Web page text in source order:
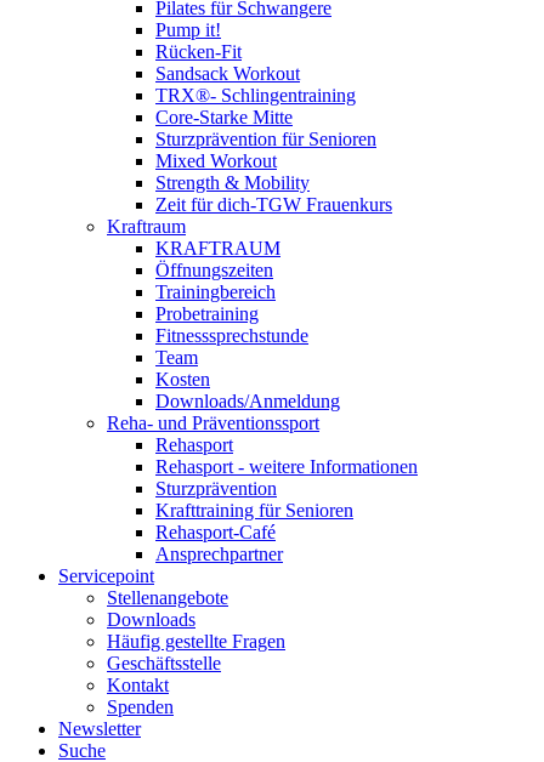
Pilates für Schwangere
Pump it!
Rücken-Fit
Sandsack Workout
TRX®- Schlingentraining
Core-Starke Mitte
Sturzprävention für Senioren
Mixed Workout
Strength & Mobility
Zeit für dich-TGW Frauenkurs
Kraftraum
KRAFTRAUM
Öffnungszeiten
Trainingbereich
Probetraining
Fitnesssprechstunde
Team
Kosten
Downloads/Anmeldung
Reha- und Präventionssport
Rehasport
Rehasport - weitere Informationen
Sturzprävention
Krafttraining für Senioren
Rehasport-Café
Ansprechpartner
Servicepoint
Stellenangebote
Downloads
Häufig gestellte Fragen
Geschäftsstelle
Kontakt
Spenden
Newsletter
Suche